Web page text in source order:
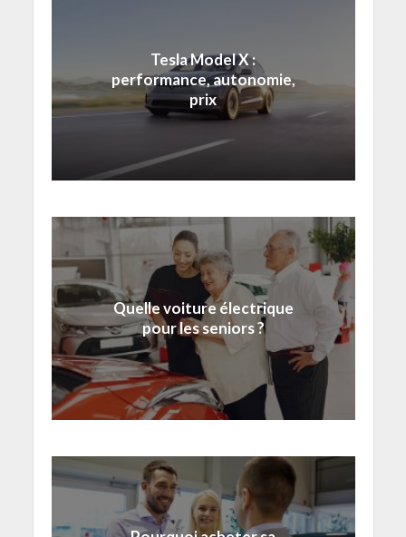
Tesla Model X :
performance, autonomie,
prix
Quelle voiture électrique
pour les seniors ?